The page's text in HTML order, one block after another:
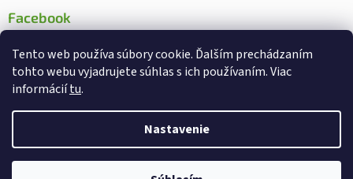
Tento web používa súbory cookie. Ďalším prechádzaním
tohto webu vyjadrujete súhlas s ich používaním. Viac
informáciítu.
Nastavenie
Facebook
Copyright 2026Energiaprirody.sk - Internetový obchod s